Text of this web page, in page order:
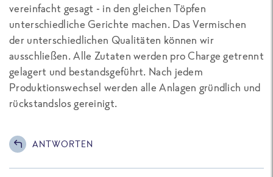
vereinfacht gesagt - in den gleichen Töpfen
unterschiedliche Gerichte machen. Das Vermischen
der unterschiedlichen Qualitäten können wir
ausschließen. Alle Zutaten werden pro Charge getrennt
gelagert und bestandsgeführt. Nach jedem
Produktionswechsel werden alle Anlagen gründlich und
rückstandslos gereinigt.
ANTWORTEN